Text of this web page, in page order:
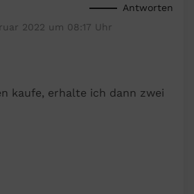
2022 um 08:17 Uhr
Antworten
kaufe, erhalte ich dann zwei